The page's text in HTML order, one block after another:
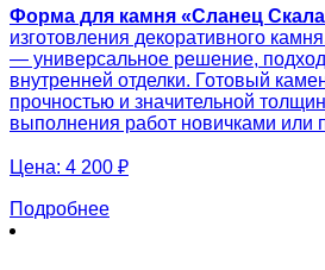
Форма для камня «Сланец
изготовления декоративного
— универсальное решение,
внутренней отделки. Готовый
прочностью и значительной
выполнения работ новичками или
Цена: 4 200 ₽
Подробнее